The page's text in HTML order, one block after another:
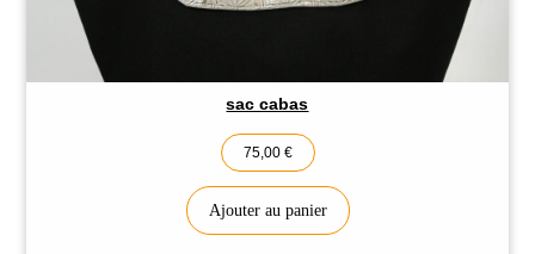
sac cabas
75,00 €
Ajouter au panier